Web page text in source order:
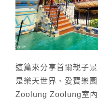
這篇來分享首爾親子
是樂天世界、愛寶樂
Zoolung Zoolung室內